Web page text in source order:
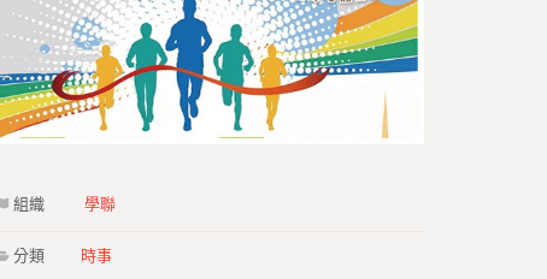
組織 學聯
分類 時事